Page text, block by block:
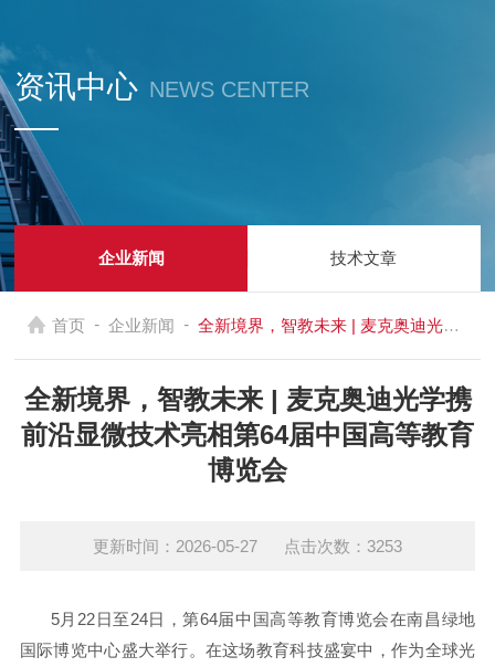
资讯中心 NEWS CENTER
企业新闻 技术文章
首页 - 企业新闻 - 全新境界，智教未来 | 麦克奥迪光学携前沿显微技术亮相第64届中国高等教育博览会
全新境界，智教未来 | 麦克奥迪光学携
前沿显微技术亮相第64届中国高等教育
博览会
更新时间：2026-05-27 点击次数：3253
5月22日至24日，第64届中国高等教育博览会在南昌绿地
国际博览中心盛大举行。在这场教育科技盛宴中，作为全球光